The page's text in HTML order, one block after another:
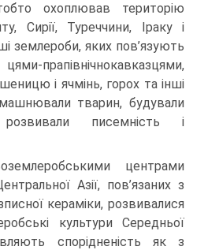
охоплював територію
Сирії, Туреччини, Іраку і
землероби, яких пов’язують
прапівнічнокавказцями,
і ячмінь, горох та інші
тварин, будували
розвивали писемність і
центрами
Азії, пов’язаних з
кераміки, розвивалися
культури Середньої
спорідненість як з